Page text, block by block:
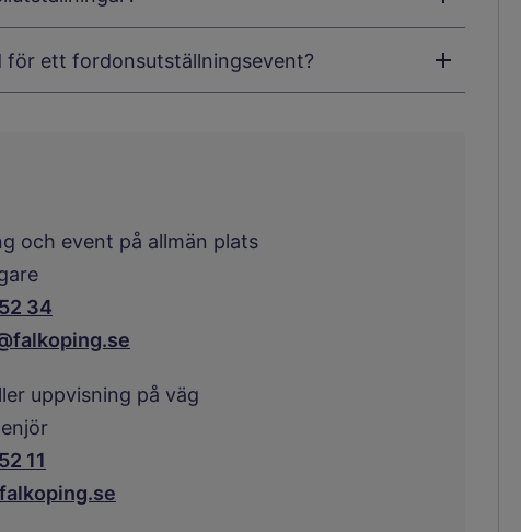
för ett fordonsutställningsevent?
och event på allmän plats
34
uppvisning på väg
11